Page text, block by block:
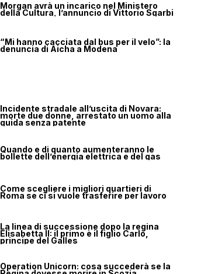
Morgan avrà un incarico nel Ministero
della Cultura, l’annuncio di Vittorio Sgarbi
“Mi hanno cacciata dal bus per il velo”: la
denuncia di Aicha a Modena
Incidente stradale all’uscita di Novara:
morte due donne, arrestato un uomo alla
guida senza patente
Quando e di quanto aumenteranno le
bollette dell’energia elettrica e del gas
Come scegliere i migliori quartieri di
Roma se ci si vuole trasferire per lavoro
La linea di successione dopo la regina
Elisabetta II: il primo è il figlio Carlo,
principe del Galles
Operation Unicorn: cosa succederà se la